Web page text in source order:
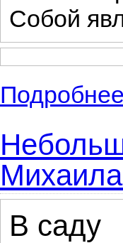
Собой
Подробнее
В саду